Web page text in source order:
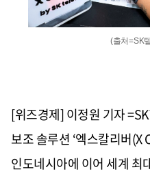
(출처=SK
[위즈경제] 이정원 기자 =
보조 솔루션 ‘엑스칼리버(X
인도네시아에 이어 세계 최